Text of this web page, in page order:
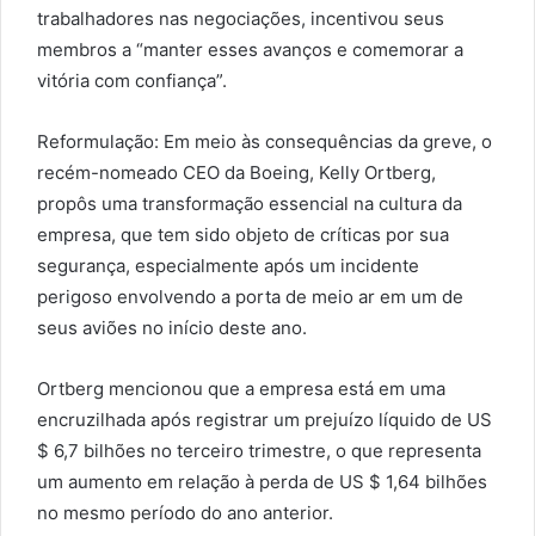
trabalhadores nas negociações, incentivou seus
membros a “manter esses avanços e comemorar a
vitória com confiança”.
Reformulação: Em meio às consequências da greve, o
recém-nomeado CEO da Boeing, Kelly Ortberg,
propôs uma transformação essencial na cultura da
empresa, que tem sido objeto de críticas por sua
segurança, especialmente após um incidente
perigoso envolvendo a porta de meio ar em um de
seus aviões no início deste ano.
Ortberg mencionou que a empresa está em uma
encruzilhada após registrar um prejuízo líquido de US
$ 6,7 bilhões no terceiro trimestre, o que representa
um aumento em relação à perda de US $ 1,64 bilhões
no mesmo período do ano anterior.